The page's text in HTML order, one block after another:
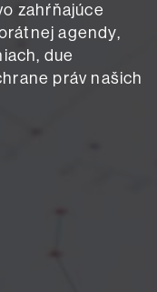
zahŕňajúce
agendy,
due
práv našich